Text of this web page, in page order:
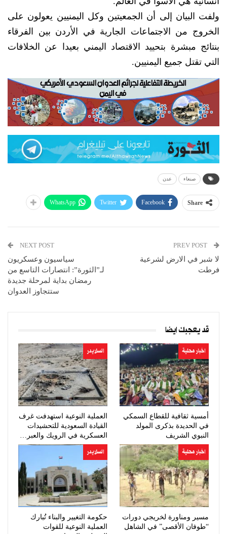
ولفت البيان إلى أن الجمعيتين وكل اليمنيين يعولون على
الخروج من الاجتماعات الجارية في الأردن بين الفرقاء
بنتائج مبشرة بتحييد الاقتصاد اليمني بعيدا عن الخلافات
التي تقتل جميع اليمنيين.
صنعاء عدن
Share
Facebook
Twitter
WhatsApp
لا شبر في الارض لشرعية
فرطت
NEXT POST
سياسيون وعسكريون
لـ”الثورة”: انتصارات التاسع من
رمضان بداية لمرحلة جديدة
ستتجاوز العدوان
قد يعجبك ايضا
اخبار محلية
أمسية ثقافية للقطاع السمكي
في الحديدة بذكرى المولد
النبوي الشريف
السلايدر
العملية النوعية استهدفت غرف
القيادة السعودية للتحشيدات
العسكرية في الرويك والعبر…
اخبار محلية
مسير ومناورة لخريجي دورات
“طوفان الأقصى” في الشاهل
السلايدر
حكومة التغيير والبناء تُبارك
العملية النوعية للقوات